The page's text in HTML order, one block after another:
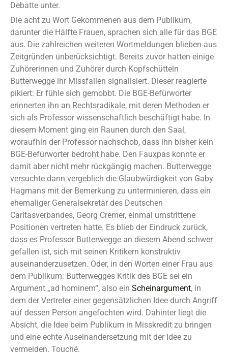
Debatte unter.
Die acht zu Wort Gekommenen aus dem Publikum,
darunter die Hälfte Frauen, sprachen sich alle für das BGE
aus. Die zahlreichen weiteren Wortmeldungen blieben aus
Zeitgründen unberücksichtigt. Bereits zuvor hatten einige
Zuhörerinnen und Zuhörer durch Kopfschütteln
Butterwegge ihr Missfallen signalisiert. Dieser reagierte
pikiert: Er fühle sich gemobbt. Die BGE-Befürworter
erinnerten ihn an Rechtsradikale, mit deren Methoden er
sich als Professor wissenschaftlich beschäftigt habe. In
diesem Moment ging ein Raunen durch den Saal,
woraufhin der Professor nachschob, dass ihn bisher kein
BGE-Befürworter bedroht habe. Den Fauxpas konnte er
damit aber nicht mehr rückgängig machen. Butterwegge
versuchte dann vergeblich die Glaubwürdigkeit von Gaby
Hagmans mit der Bemerkung zu unterminieren, dass ein
ehemaliger Generalsekretär des Deutschen
Caritasverbandes, Georg Cremer, einmal umstrittene
Positionen vertreten hatte. Es blieb der Eindruck zurück,
dass es Professor Butterwegge an diesem Abend schwer
gefallen ist, sich mit seinen Kritikern konstruktiv
auseinanderzusetzen. Oder, in den Worten einer Frau aus
dem Publikum: Butterwegges Kritik des BGE sei ein
Argument „ad hominem“, also ein Scheinargument, in
dem der Vertreter einer gegensätzlichen Idee durch Angriff
auf dessen Person angefochten wird. Dahinter liegt die
Absicht, die Idee beim Publikum in Misskredit zu bringen
und eine echte Auseinandersetzung mit der Idee zu
vermeiden. Touché.